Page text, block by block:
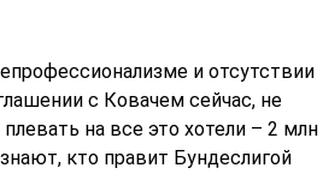
и отсутствии
с Ковачем сейчас, не
на все это хотели – 2 млн
кто правит Бундеслигой